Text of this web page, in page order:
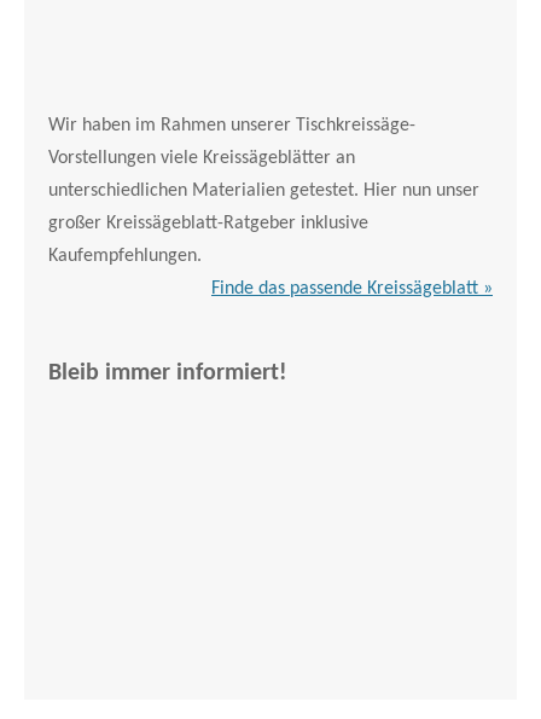
Wir haben im Rahmen unserer Tischkreissäge-
Vorstellungen viele Kreissägeblätter an
unterschiedlichen Materialien getestet. Hier nun unser
großer Kreissägeblatt-Ratgeber inklusive
Kaufempfehlungen.
Finde das passende Kreissägeblatt »
Bleib immer informiert!